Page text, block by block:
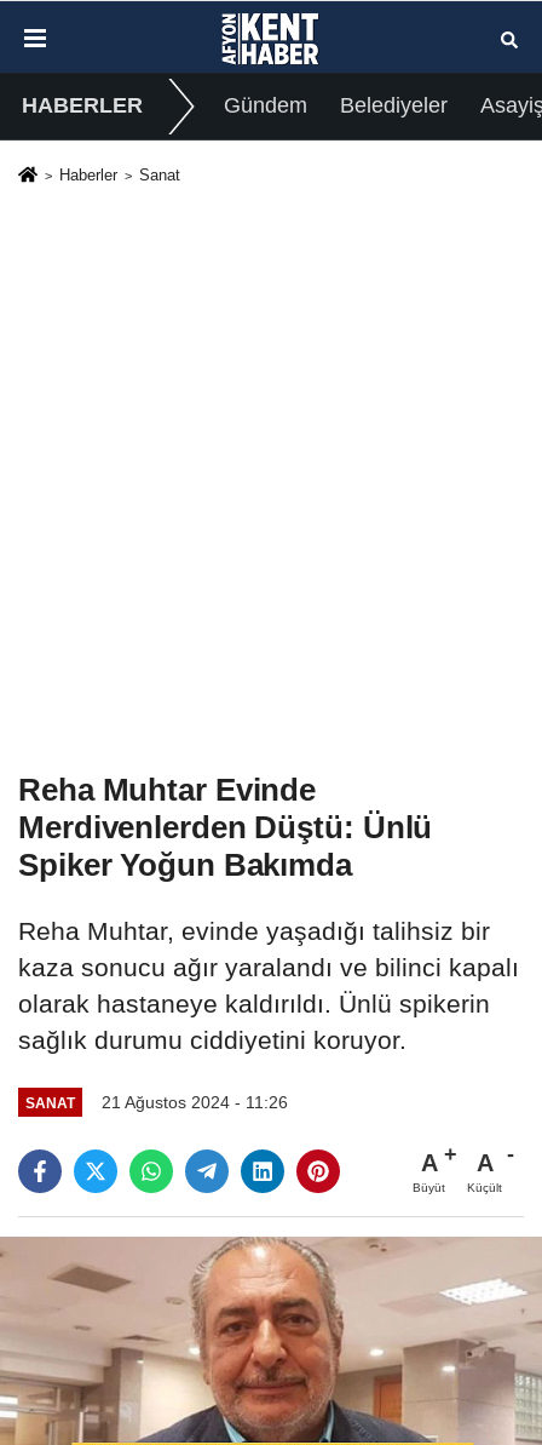
HABERLER Gündem Belediyeler
Haberler Sanat
Reha Muhtar Evinde
Merdivenlerden Düştü: Ünlü
Spiker Yoğun Bakımda
Reha Muhtar, evinde yaşadığı talihsiz bir
kaza sonucu ağır yaralandı ve bilinci kapalı
olarak hastaneye kaldırıldı. Ünlü spikerin
sağlık durumu ciddiyetini koruyor.
SANAT 21 Ağustos 2024 - 11:26
A
Büyüt
A
Küçült